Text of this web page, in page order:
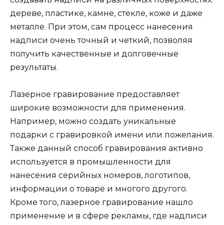
дереве, пластике, камне, стекле, коже и даже
металле. При этом, сам процесс нанесения
надписи очень точный и четкий, позволяя
получить качественные и долговечные
результаты.
Лазерное гравирование предоставляет
широкие возможности для применения.
Например, можно создать уникальные
подарки с гравировкой имени или пожелания.
Также данный способ гравирования активно
используется в промышленности для
нанесения серийных номеров, логотипов,
информации о товаре и многого другого.
Кроме того, лазерное гравирование нашло
применение и в сфере рекламы, где надписи